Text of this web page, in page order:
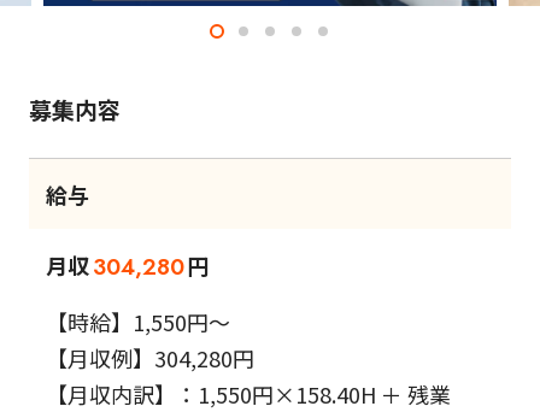
募集内容
給与
月収304,280円
【時給】1,550円～
【月収例】304,280円
【月収内訳】：1,550円×158.40H ＋ 残業